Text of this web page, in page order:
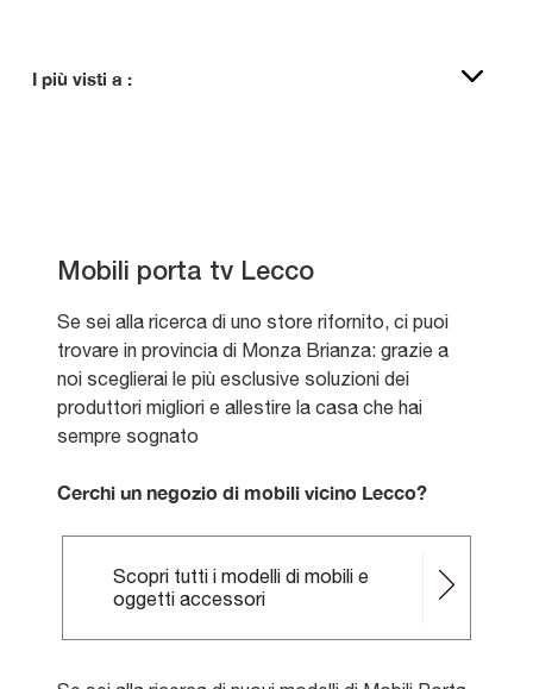
I più visti a :
Mobili porta tv Lecco
Se sei alla ricerca di uno store rifornito, ci puoi
trovare in provincia di Monza Brianza: grazie a
noi sceglierai le più esclusive soluzioni dei
produttori migliori e allestire la casa che hai
sempre sognato
Cerchi un negozio di mobili vicino Lecco?
Scopri tutti i modelli di mobili e
oggetti accessori